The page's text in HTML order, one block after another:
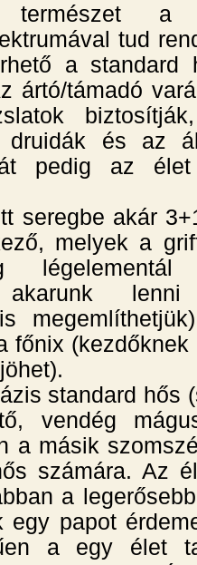
a
tud
a standard
ártó/támadó
druidák és az
pedig az élet
seregbe akár
melyek a
akarunk
főnix (kezdőknek
standard hős
vendég
a másik
számára. Az
a
egy papot
a egy élet